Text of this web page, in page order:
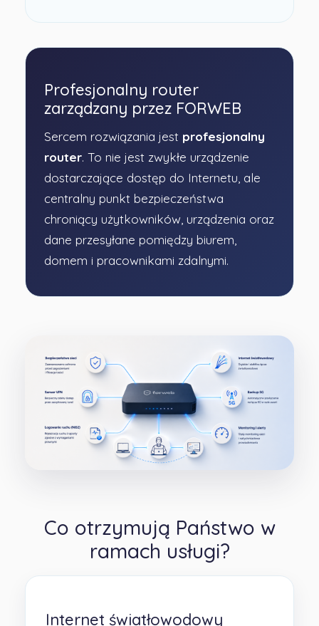
Profesjonalny router
zarządzany przez FORWEB
Sercem rozwiązania jest profesjonalny
router. To nie jest zwykłe urządzenie
dostarczające dostęp do Internetu, ale
centralny punkt bezpieczeństwa
chroniący użytkowników, urządzenia oraz
dane przesyłane pomiędzy biurem,
domem i pracownikami zdalnymi.
Co otrzymują Państwo w
ramach usługi?
Internet światłowodowy